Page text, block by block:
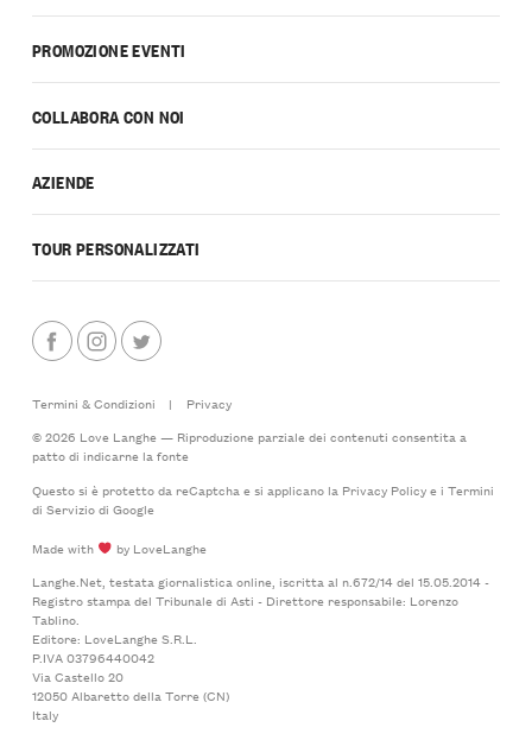
PROMOZIONE EVENTI
COLLABORA CON NOI
AZIENDE
TOUR PERSONALIZZATI
Termini & Condizioni |
Privacy
© 2026 Love Langhe — Riproduzione parziale dei contenuti consentita a
patto di indicarne la fonte
Questo si è protetto da reCaptcha e si applicano la Privacy Policye i Termini
di Serviziodi Google
Made with
by LoveLanghe
Langhe.Net, testata giornalistica online, iscritta al n.672/14 del 15.05.2014 -
Registro stampa del Tribunale di Asti - Direttore responsabile: Lorenzo
Tablino.
Editore: LoveLanghe S.R.L.
P.IVA 03796440042
Via Castello 20
12050 Albaretto della Torre (CN)
Italy